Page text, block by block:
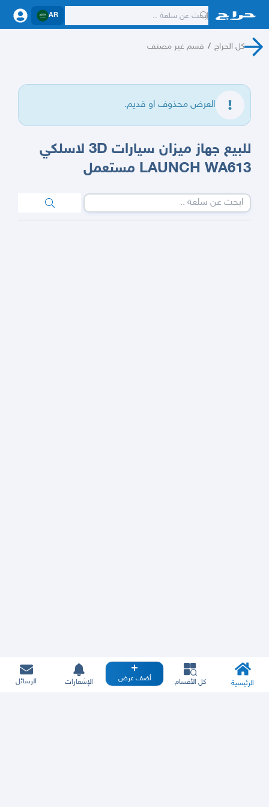
AR
كل الحراج / قسم غير مصنف
العرض محذوف او قديم.
للبيع جهاز ميزان سيارات 3D لاسلكي
LAUNCH WA613 مستعمل
الرئيسية كل الأقسام أضف عرض الإشعارات الرسائل